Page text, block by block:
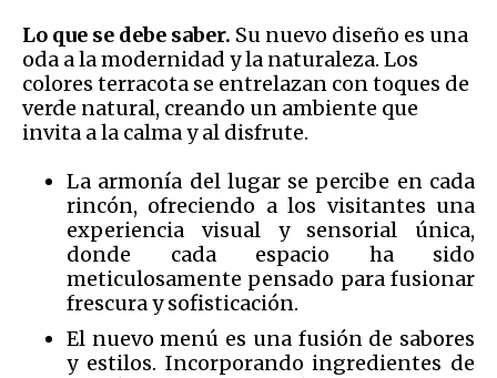
Lo que se debe saber. Su nuevo diseño es una
oda a la modernidad y la naturaleza. Los
colores terracota se entrelazan con toques de
verde natural, creando un ambiente que
invita a la calma y al disfrute.
La armonía del lugar se percibe en cada
rincón, ofreciendo a los visitantes una
experiencia visual y sensorial única,
donde cada espacio ha sido
meticulosamente pensado para fusionar
frescura y sofisticación.
El nuevo menú es una fusión de sabores
y estilos. Incorporando ingredientes de